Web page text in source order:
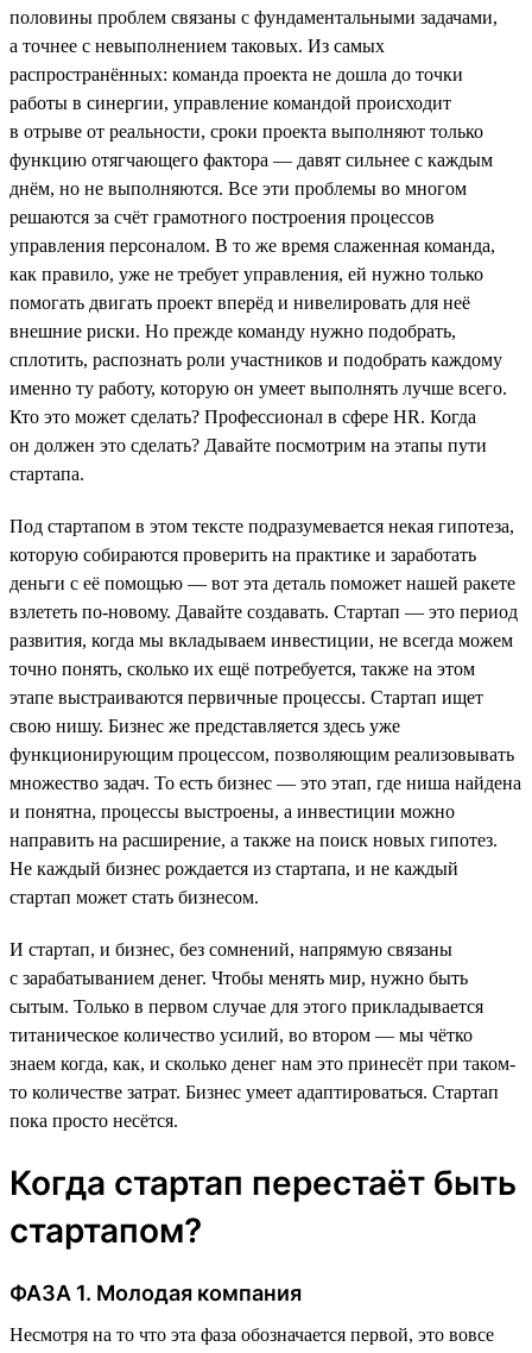
половины проблем связаны с фундаментальными задачами,
а точнее с невыполнением таковых. Из самых
распространённых: команда проекта не дошла до точки
работы в синергии, управление командой происходит
в отрыве от реальности, сроки проекта выполняют только
функцию отягчающего фактора — давят сильнее с каждым
днём, но не выполняются. Все эти проблемы во многом
решаются за счёт грамотного построения процессов
управления персоналом. В то же время слаженная команда,
как правило, уже не требует управления, ей нужно только
помогать двигать проект вперёд и нивелировать для неё
внешние риски. Но прежде команду нужно подобрать,
сплотить, распознать роли участников и подобрать каждому
именно ту работу, которую он умеет выполнять лучше всего.
Кто это может сделать? Профессионал в сфере HR. Когда
он должен это сделать? Давайте посмотрим на этапы пути
стартапа.
Под стартапом в этом тексте подразумевается некая гипотеза,
которую собираются проверить на практике и заработать
деньги с её помощью — вот эта деталь поможет нашей ракете
взлететь по-новому. Давайте создавать. Стартап — это период
развития, когда мы вкладываем инвестиции, не всегда можем
точно понять, сколько их ещё потребуется, также на этом
этапе выстраиваются первичные процессы. Стартап ищет
свою нишу. Бизнес же представляется здесь уже
функционирующим процессом, позволяющим реализовывать
множество задач. То есть бизнес — это этап, где ниша найдена
и понятна, процессы выстроены, а инвестиции можно
направить на расширение, а также на поиск новых гипотез.
Не каждый бизнес рождается из стартапа, и не каждый
стартап может стать бизнесом.
И стартап, и бизнес, без сомнений, напрямую связаны
с зарабатыванием денег. Чтобы менять мир, нужно быть
сытым. Только в первом случае для этого прикладывается
титаническое количество усилий, во втором — мы чётко
знаем когда, как, и сколько денег нам это принесёт при таком-
то количестве затрат. Бизнес умеет адаптироваться. Стартап
пока просто несётся.
Когда стартап перестаёт быть
стартапом?
ФАЗА 1. Молодая компания
Несмотря на то что эта фаза обозначается первой, это вовсе